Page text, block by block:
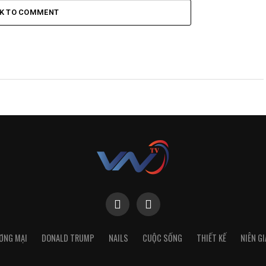
TO COMMENT
MẠI DONALD TRUMP NAILS CUỘC SỐNG THIẾT KẾ NIÊN